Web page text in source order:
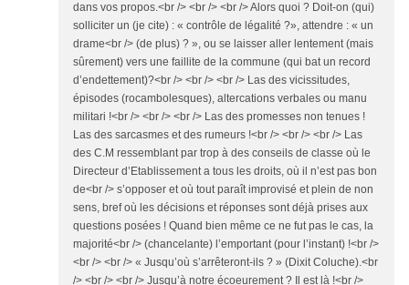
dans vos propos.<br /> <br /> <br /> Alors quoi ? Doit-on (qui)
solliciter un (je cite) : « contrôle de légalité ?», attendre : « un
drame<br /> (de plus) ? », ou se laisser aller lentement (mais
sûrement) vers une faillite de la commune (qui bat un record
d’endettement)?<br /> <br /> <br /> Las des vicissitudes,
épisodes (rocambolesques), altercations verbales ou manu
militari !<br /> <br /> <br /> Las des promesses non tenues !
Las des sarcasmes et des rumeurs !<br /> <br /> <br /> Las
des C.M ressemblant par trop à des conseils de classe où le
Directeur d’Etablissement a tous les droits, où il n’est pas bon
de<br /> s’opposer et où tout paraît improvisé et plein de non
sens, bref où les décisions et réponses sont déjà prises aux
questions posées ! Quand bien même ce ne fut pas le cas, la
majorité<br /> (chancelante) l’emportant (pour l’instant) !<br />
<br /> <br /> « Jusqu’où s’arrêteront-ils ? » (Dixit Coluche).<br
/> <br /> <br /> Jusqu’à notre écoeurement ? Il est là !<br />